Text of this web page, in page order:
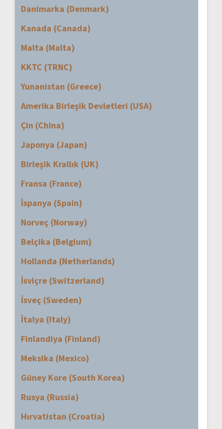
Danimarka (Denmark)
Kanada (Canada)
Malta (Malta)
KKTC (TRNC)
Yunanistan (Greece)
Amerika Birleşik Devletleri (USA)
Çin (China)
Japonya (Japan)
Birleşik Krallık (UK)
Fransa (France)
İspanya (Spain)
Norveç (Norway)
Belçika (Belgium)
Hollanda (Netherlands)
İsviçre (Switzerland)
İsveç (Sweden)
İtalya (Italy)
Finlandiya (Finland)
Meksika (Mexico)
Güney Kore (South Korea)
Rusya (Russia)
Hırvatistan (Croatia)